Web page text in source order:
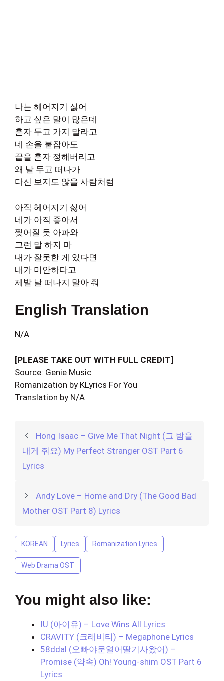
나는 헤어지기 싫어
하고 싶은 말이 많은데
혼자 두고 가지 말라고
네 손을 붙잡아도
끝을 혼자 정해버리고
왜 날 두고 떠나가
다신 보지도 않을 사람처럼
아직 헤어지기 싫어
네가 아직 좋아서
찢어질 듯 아파와
그런 말 하지 마
내가 잘못한 게 있다면
내가 미안하다고
제발 날 떠나지 말아 줘
English Translation
N/A
[PLEASE TAKE OUT WITH FULL CREDIT]
Source: Genie Music
Romanization by KLyrics For You
Translation by N/A
Hong Isaac – Give Me That Night (그 밤을
내게 줘요) My Perfect Stranger OST Part 6
Lyrics
Andy Love – Home and Dry (The Good Bad
Mother OST Part 8) Lyrics
KOREAN Lyrics Romanization Lyrics
Web Drama OST
You might also like:
IU (아이유) – Love Wins All Lyrics
CRAVITY (크래비티) – Megaphone Lyrics
58ddal (오빠야문열어딸기사왔어) –
Promise (약속) Oh! Young-shim OST Part 6
Lyrics